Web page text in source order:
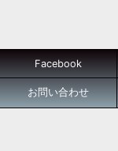
Facebook
お問い合わせ